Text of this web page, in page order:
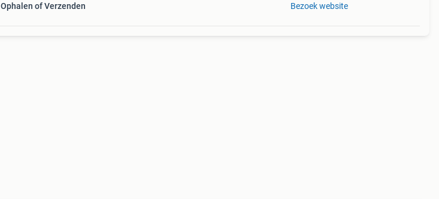
Ophalen of Verzenden
Bezoek website